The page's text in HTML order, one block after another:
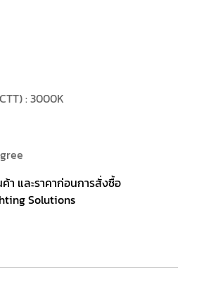
: 3000K
และราคาก่อนการสั่งซื้อ
Solutions